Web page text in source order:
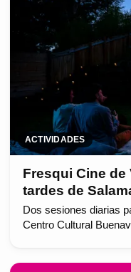
ACTIVIDADES
Fresqui Cine de
tardes de
Dos sesiones diarias
Centro Cultural